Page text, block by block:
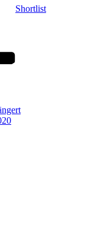
Shortlist